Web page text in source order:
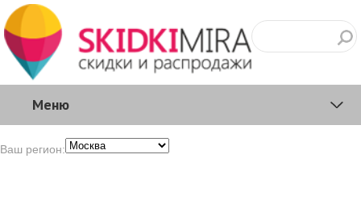
Меню
Ваш регион: